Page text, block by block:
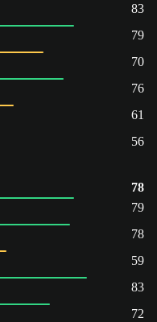
83
79
70
76
61
56
78
79
78
59
83
72